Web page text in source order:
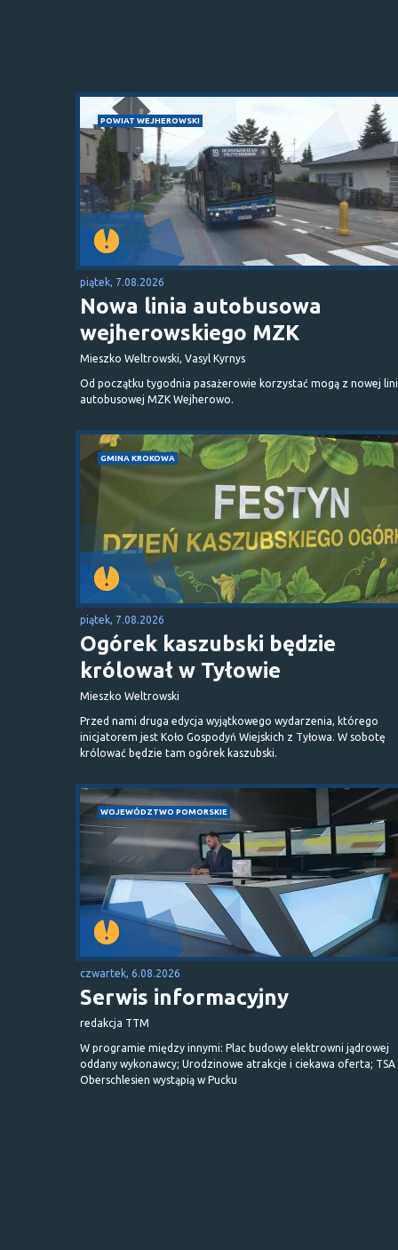
POWIAT WEJHEROWSKI
piątek, 7.08.2026
Nowa linia autobusowa
wejherowskiego MZK
Mieszko Weltrowski, Vasyl Kyrnys
Od początku tygodnia pasażerowie korzystać mogą z nowej
autobusowej MZK Wejherowo.
GMINA KROKOWA
piątek, 7.08.2026
Ogórek kaszubski będzie
królował w Tyłowie
Mieszko Weltrowski
Przed nami druga edycja wyjątkowego wydarzenia, którego
inicjatorem jest Koło Gospodyń Wiejskich z Tyłowa. W sobotę
królować będzie tam ogórek kaszubski.
WOJEWÓDZTWO POMORSKIE
czwartek, 6.08.2026
Serwis informacyjny
redakcja TTM
W programie między innymi: Plac budowy elektrowni jądrowej
oddany wykonawcy; Urodzinowe atrakcje i ciekawa oferta; TSA
Oberschlesien wystąpią w Pucku